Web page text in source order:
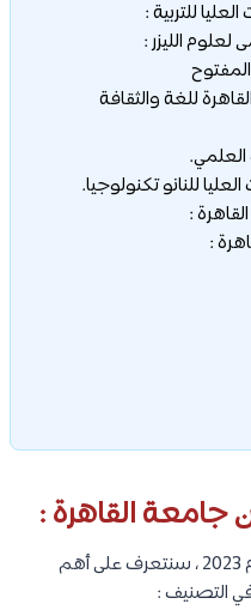
للغة والثقافة
:
:
جامعة القاهرة :
اعتمادًا على تصنيفات QS العالمية لعام 2023 ، سنتعرف على أهم
التصنيف :